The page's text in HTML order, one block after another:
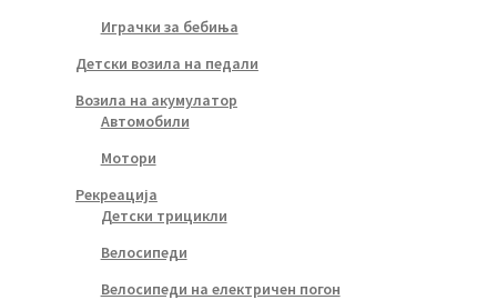
Играчки за бебиња
Детски возила на педали
Возила на акумулатор
Автомобили
Мотори
Рекреација
Детски трицикли
Велосипеди
Велосипеди на електричен погон